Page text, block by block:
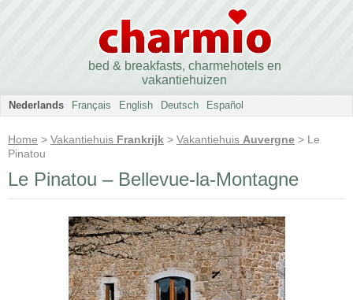
bed & breakfasts, charmehotels en
vakantiehuizen
Nederlands Français English Deutsch Español
Home > Vakantiehuis Frankrijk > Vakantiehuis Auvergne > Le
Pinatou
Le Pinatou – Bellevue-la-Montagne